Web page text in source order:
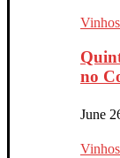
no
June